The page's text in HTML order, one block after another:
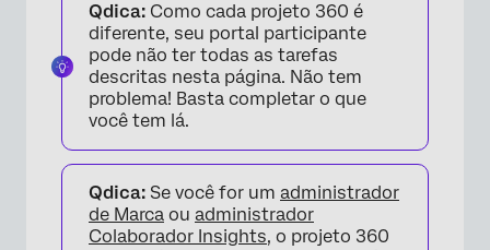
Qdica: Como cada projeto 360 é
diferente, seu portal participante
pode não ter todas as tarefas
descritas nesta página. Não tem
problema! Basta completar o que
você tem lá.
Qdica: Se você for um administrador
de Marca ou administrador
Colaborador Insights, o projeto 360